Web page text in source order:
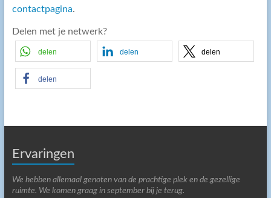
contactpagina.
Delen met je netwerk?
delen delen delen
delen
Ervaringen
We hebben allemaal genoten van de prachtige plek en de gezellige
ruimte. We komen graag in september bij je terug.